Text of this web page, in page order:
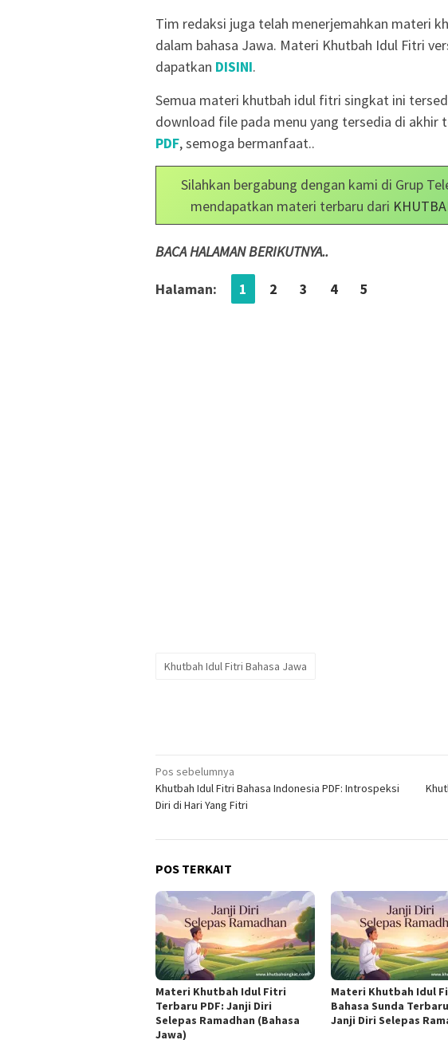
Tim redaksi juga telah menerjemahkan materi
dalam bahasa Jawa. Materi Khutbah Idul Fitri
dapatkan DISINI.
Semua materi khutbah idul fitri singkat ini
download file pada menu yang tersedia di akhir
PDF, semoga bermanfaat..
Silahkan bergabung dengan kami di Grup
mendapatkan materi terbaru dari
BACA HALAMAN BERIKUTNYA..
Halaman: 1 2 3 4 5
Khutbah Idul Fitri Bahasa Jawa
Navigasi
pos
Pos sebelumnya
Khutbah Idul Fitri Bahasa Indonesia PDF: Introspeksi
Diri di Hari Yang Fitri
POS TERKAIT
Materi Khutbah Idul Fitri
Terbaru PDF: Janji Diri
Selepas Ramadhan (Bahasa
Jawa)
Materi Khutbah Idul
Bahasa Sunda
Janji Diri Selepas